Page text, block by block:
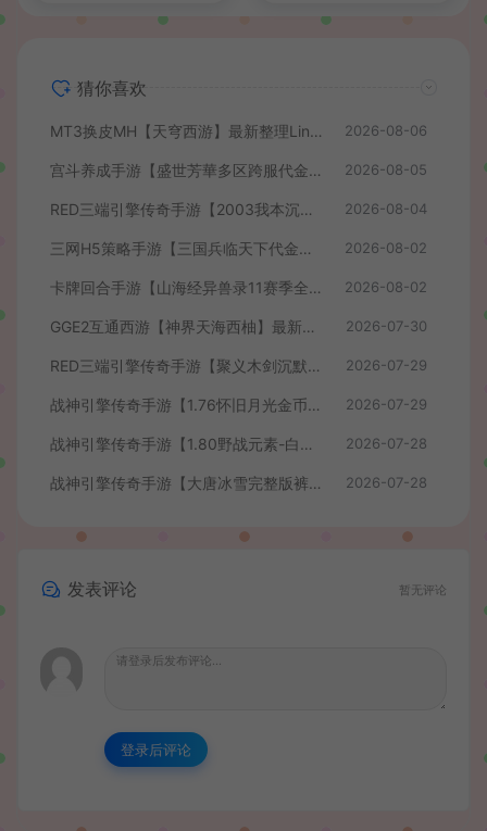
猜你喜欢
MT3换皮MH【天穹西游】最新整理Linux手工服务端+安卓苹果双端+GM后台+详细搭建教程+全套源码+视频教程 2026-08-06
宫斗养成手游【盛世芳華多区跨服代金券本地优化版】最新整理单机一键即玩端+Linux手工服务端+CDK授权后台+安卓+详细搭建教程 2026-08-05
RED三端引擎传奇手游【2003我本沉默】最新整理Win系服务端+安卓苹果PC三端+详细搭建教程 2026-08-04
三网H5策略手游【三国兵临天下代金券内购七合修复版】最新整理单机一键即玩镜像端+Linux手工服务端+管理后台+GM授权后台+简易安卓客户端+详细搭建教程+视频教程 2026-08-02
卡牌回合手游【山海经异兽录11赛季全人物代金券内购版】最新整理WIN系服务端+授权GM后台+管理后台+热更修改工具+安卓+详细搭建教程 2026-08-02
GGE2互通西游【神界天海西柚】最新整理Win系服务端+安卓苹果PC三端+内置GM工具+全套源码+详细搭建教程+视频教程 2026-07-30
RED三端引擎传奇手游【聚义木剑沉默高仿嘟嘟沉默】最新整理Win系服务端+安卓苹果PC三端+详细搭建教程 2026-07-29
战神引擎传奇手游【1.76怀旧月光金币版】最新整理Win系复古服务端+安卓苹果双端+GM授权物品后台+详细搭建教程 2026-07-29
战神引擎传奇手游【1.80野战元素-白猪7.2免授权】最新整理Win系特色服务端+安卓+GM授权物品后台+详细搭建教程 2026-07-28
战神引擎传奇手游【大唐冰雪完整版裤衩7.0免授权】最新整理Win系特色服务端+GM授权后台+安卓苹果双端+详细搭建教程 2026-07-28
发表评论 暂无评论
登录后评论